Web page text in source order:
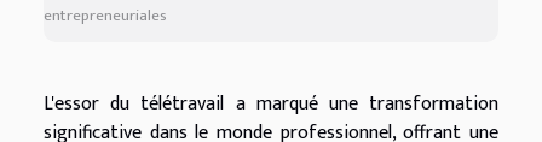
entrepreneuriales
L'essor du télétravail a marqué une transformation
significative dans le monde professionnel, offrant une